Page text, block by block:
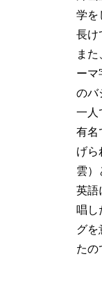
学を
長け
ま
ーマ
のバ
一人
有名
げら
雲）
英語
唱し
グを
たの